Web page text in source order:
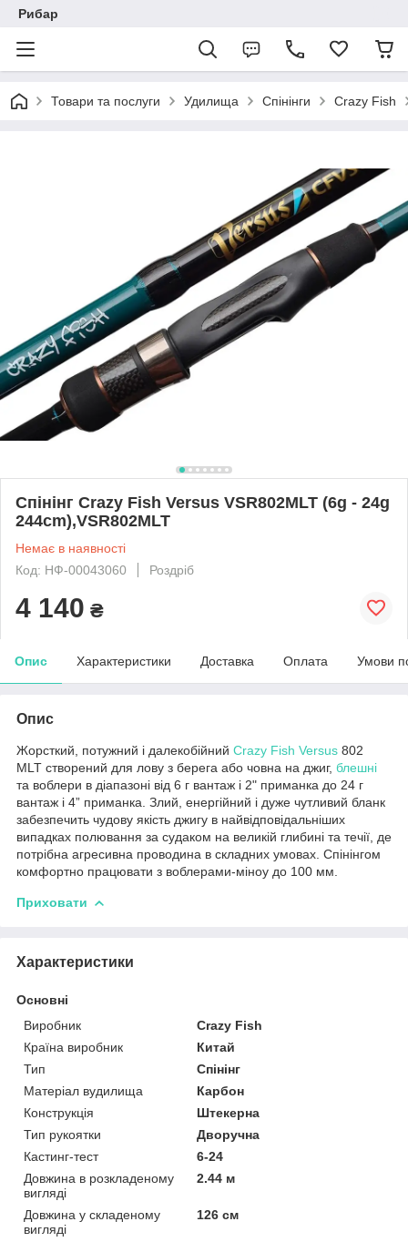
Рибар
Товари та послуги Удилища Спінінги Crazy Fish
Спінінг Crazy Fish Versus VSR802MLT (6g - 24g
244cm),VSR802MLT
Немає в наявності
Код: НФ-00043060
Роздріб
4 140 ₴
Опис Характеристики Доставка Оплата Умови
Опис
Жорсткий, потужний і далекобійний Crazy Fish Versus 802
MLT створений для лову з берега або човна на джиг, блешні
та воблери в діапазоні від 6 г вантаж і 2" приманка до 24 г
вантаж і 4” приманка. Злий, енергійний і дуже чутливий бланк
забезпечить чудову якість джигу в найвідповідальніших
випадках полювання за судаком на великій глибині та течії, де
потрібна агресивна проводина в складних умовах. Спінінгом
комфортно працювати з воблерами-міноу до 100 мм.
Приховати
Характеристики
Основні
Виробник
Crazy Fish
Країна виробник
Китай
Тип
Спінінг
Матеріал вудилища
Карбон
Конструкція
Штекерна
Тип рукоятки
Дворучна
Кастинг-тест
6-24
Довжина в розкладеному
вигляді
2.44 м
Довжина у складеному
вигляді
126 см